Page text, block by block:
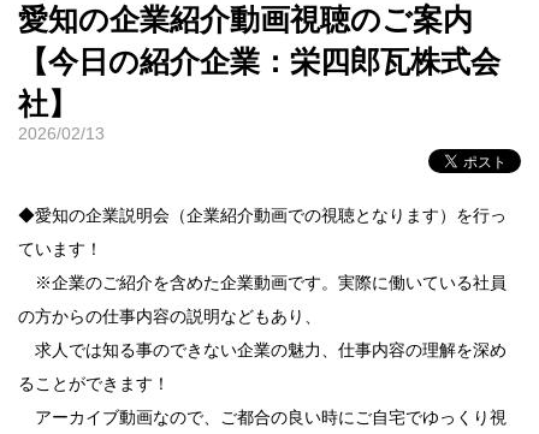
愛知の企業紹介動画視聴のご案内
【今日の紹介企業：栄四郎瓦株式会
社】
2026/02/13
◆愛知の企業説明会（企業紹介動画での視聴となります）を行っ
ています！
※企業のご紹介を含めた企業動画です。実際に働いている社員
の方からの仕事内容の説明などもあり、
求人では知る事のできない企業の魅力、仕事内容の理解を深め
ることができます！
アーカイブ動画なので、ご都合の良い時にご自宅でゆっくり視